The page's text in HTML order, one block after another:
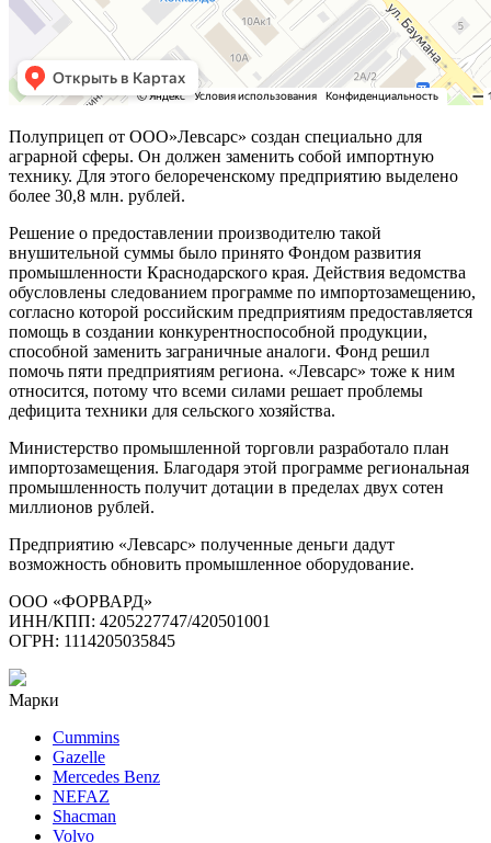
Полуприцеп от ООО»Левсарс» создан специально для
аграрной сферы. Он должен заменить собой импортную
технику. Для этого белореченскому предприятию выделено
более 30,8 млн. рублей.
Решение о предоставлении производителю такой
внушительной суммы было принято Фондом развития
промышленности Краснодарского края. Действия ведомства
обусловлены следованием программе по импортозамещению,
согласно которой российским предприятиям предоставляется
помощь в создании конкурентноспособной продукции,
способной заменить заграничные аналоги. Фонд решил
помочь пяти предприятиям региона. «Левсарс» тоже к ним
относится, потому что всеми силами решает проблемы
дефицита техники для сельского хозяйства.
Министерство промышленной торговли разработало план
импортозамещения. Благодаря этой программе региональная
промышленность получит дотации в пределах двух сотен
миллионов рублей.
Предприятию «Левсарс» полученные деньги дадут
возможность обновить промышленное оборудование.
ООО «ФОРВАРД»
ИНН/КПП: 4205227747/420501001
ОГРН: 1114205035845
Марки
Cummins
Gazelle
Mercedes Benz
NEFAZ
Shacman
Volvo